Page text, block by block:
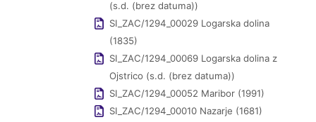
(s.d. (brez datuma))
SI_ZAC/1294_00029 Logarska dolina
(1835)
SI_ZAC/1294_00069 Logarska dolina z
Ojstrico (s.d. (brez datuma))
SI_ZAC/1294_00052 Maribor (1991)
SI_ZAC/1294_00010 Nazarje (1681)